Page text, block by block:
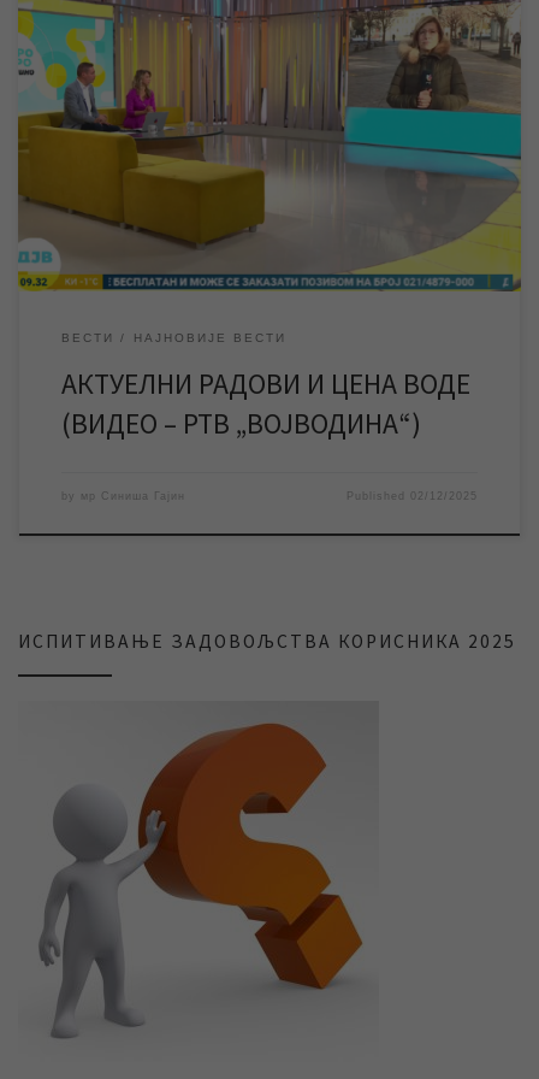
Гостујући у јутарњем програму „Добро јутро Војводино“ на
РТВ „Војводина“ руководилац Службе информисања и
пословних комуникација ЈКП „Водовод и канализација“
Зрењанин мр Синиша Гајин говорио је о бројним актуелним
темама везаним за рад предузећа. Неке од тема разговора са
новинарком Тањом Крунић биле су радови у Панчевачкој
улици, наставак радова […]
ВЕСТИ НАЈНОВИЈЕ ВЕСТИ
АКТУЕЛНИ РАДОВИ И ЦЕНА ВОДЕ
(ВИДЕО – РТВ „ВОЈВОДИНА“)
by мр Синиша Гајин Published 02/12/2025
ИСПИТИВАЊЕ ЗАДОВОЉСТВА КОРИСНИКА 2025